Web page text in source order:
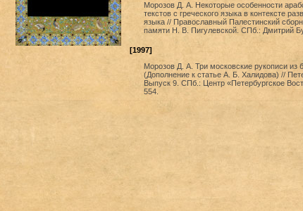
Морозов Д. А. Некоторые особенности
текстов с греческого языка в контексте
языка // Православный Палестинский
памяти Н. В. Пигулевской. СПб.: Дмитрий
[1997]
Морозов Д. А. Три московские рукописи
(Дополнение к статье А. Б. Халидова) //
Выпуск 9. СПб.: Центр «Петербургское
554.